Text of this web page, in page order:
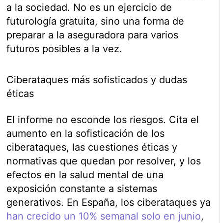
a la sociedad. No es un ejercicio de
futurología gratuita, sino una forma de
preparar a la aseguradora para varios
futuros posibles a la vez.
Ciberataques más sofisticados y dudas
éticas
El informe no esconde los riesgos. Cita el
aumento en la sofisticación de los
ciberataques, las cuestiones éticas y
normativas que quedan por resolver, y los
efectos en la salud mental de una
exposición constante a sistemas
generativos. En España, los ciberataques ya
han crecido un 10% semanal solo en junio,